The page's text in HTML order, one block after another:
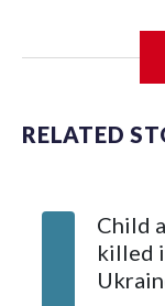
RELATED
Child
killed